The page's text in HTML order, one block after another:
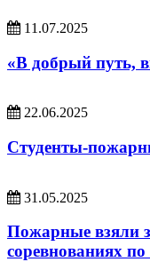
11.07.2025
«В добрый путь,
22.06.2025
Студенты-
31.05.2025
Пожарные взяли
соревнованиях